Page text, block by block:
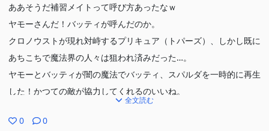
ああそうだ補習メイトって呼び方あったなｗ
ヤモーさんだ！バッティが呼んだのか。
クロノウストが現れ対峙するプリキュア（トパーズ）、しかし既に
あちこちで魔法界の人々は狙われ済みだった…。
ヤモーとバッティが闇の魔法でバッティ、スパルダを一時的に再生
した！かつての敵が協力してくれるのいいね。
「死は命を生む無限の連鎖だワン」新たな生命が生まれぬよう時を
止めると、か…。
全文読む
0 0